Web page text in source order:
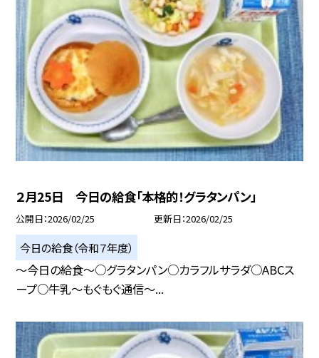
２月25日 今日の給食「本格的！グラタンパン」
公開日 2026/02/25 更新日 2026/02/25
今日の給食（令和７年度）
～今日の給食～○グラタンパン○カラフルサラダ○ABCス
ープ○牛乳～もぐもぐ通信～...